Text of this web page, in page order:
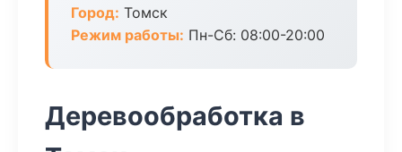
Город: Томск
Режим работы: Пн-Сб: 08:00-20:00
Деревообработка в